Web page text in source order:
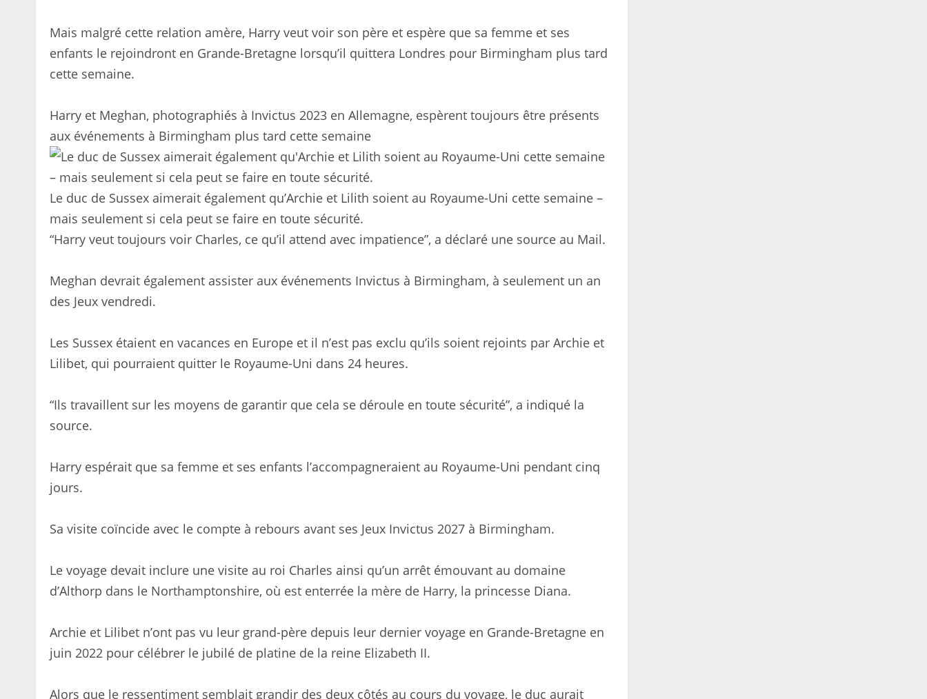
Mais malgré cette relation amère, Harry veut voir son père et espère que sa femme et ses
enfants le rejoindront en Grande-Bretagne lorsqu’il quittera Londres pour Birmingham plus tard
cette semaine.
Harry et Meghan, photographiés à Invictus 2023 en Allemagne, espèrent toujours être présents
aux événements à Birmingham plus tard cette semaine
Le duc de Sussex aimerait également qu’Archie et Lilith soient au Royaume-Uni cette semaine –
mais seulement si cela peut se faire en toute sécurité.
“Harry veut toujours voir Charles, ce qu’il attend avec impatience”, a déclaré une source au Mail.
Meghan devrait également assister aux événements Invictus à Birmingham, à seulement un an
des Jeux vendredi.
Les Sussex étaient en vacances en Europe et il n’est pas exclu qu’ils soient rejoints par Archie et
Lilibet, qui pourraient quitter le Royaume-Uni dans 24 heures.
“Ils travaillent sur les moyens de garantir que cela se déroule en toute sécurité”, a indiqué la
source.
Harry espérait que sa femme et ses enfants l’accompagneraient au Royaume-Uni pendant cinq
jours.
Sa visite coïncide avec le compte à rebours avant ses Jeux Invictus 2027 à Birmingham.
Le voyage devait inclure une visite au roi Charles ainsi qu’un arrêt émouvant au domaine
d’Althorp dans le Northamptonshire, où est enterrée la mère de Harry, la princesse Diana.
Archie et Lilibet n’ont pas vu leur grand-père depuis leur dernier voyage en Grande-Bretagne en
juin 2022 pour célébrer le jubilé de platine de la reine Elizabeth II.
Alors que le ressentiment semblait grandir des deux côtés au cours du voyage, le duc aurait